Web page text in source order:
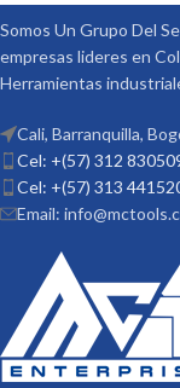
ConvencionalesRef: V-
(DxL): 08X50 Código:
Vertex
Somos Un Grupo Del
empresas lideres en
Herramientas
Cali, Barranquilla,
Cel: +(57) 312
Cel: +(57) 313
Email: